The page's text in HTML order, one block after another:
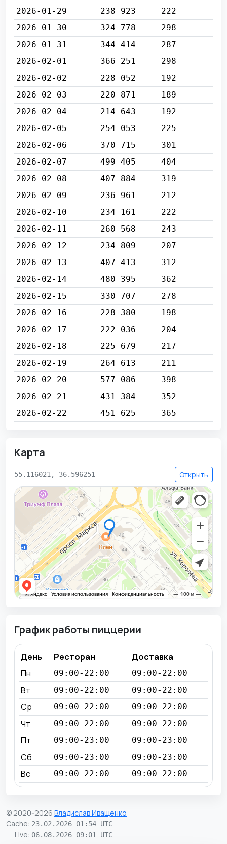
2026-01-29
238 923
222
2026-01-30
324 778
298
2026-01-31
344 414
287
2026-02-01
366 251
298
2026-02-02
228 052
192
2026-02-03
220 871
189
2026-02-04
214 643
192
2026-02-05
254 053
225
2026-02-06
370 715
301
2026-02-07
499 405
404
2026-02-08
407 884
319
2026-02-09
236 961
212
2026-02-10
234 161
222
2026-02-11
260 568
243
2026-02-12
234 809
207
2026-02-13
407 413
312
2026-02-14
480 395
362
2026-02-15
330 707
278
2026-02-16
228 380
198
2026-02-17
222 036
204
2026-02-18
225 679
217
2026-02-19
264 613
211
2026-02-20
577 086
398
2026-02-21
431 384
352
2026-02-22
451 625 365
Карта
55.116021, 36.596251 Открыть
График работы пиццерии
День Ресторан
Доставка
Пн
09:00-22:00 09:00-22:00
Вт 09:00-22:00 09:00-22:00
Ср 09:00-22:00 09:00-22:00
Чт 09:00-22:00 09:00-22:00
Пт 09:00-23:00 09:00-23:00
Сб 09:00-23:00 09:00-23:00
Вс 09:00-22:00 09:00-22:00
© 2020-2026 Владислав Иващенко
Cache: 23.02.2026 01:54 UTC
Live: 06.08.2026 09:01 UTC